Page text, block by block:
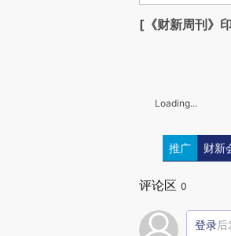
[《财新周刊》
Loading...
推广 财新
评论区 0
登录